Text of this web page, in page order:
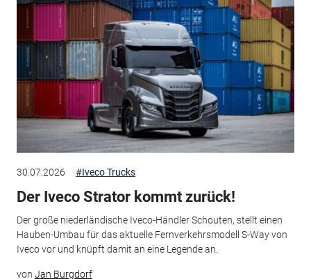
30.07.2026 #Iveco Trucks
Der Iveco Strator kommt zurück!
Der große niederländische Iveco-Händler Schouten, stellt einen
Hauben-Umbau für das aktuelle Fernverkehrsmodell S-Way von
Iveco vor und knüpft damit an eine Legende an.
von Jan Burgdorf